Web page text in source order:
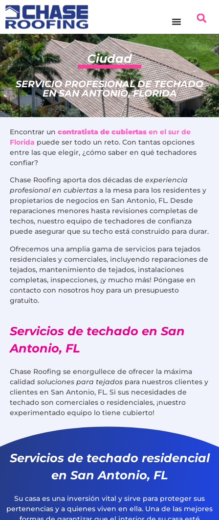
contenido
Ciudad
SERVICIO PROFESIONAL DE TECHADO
EN SAN ANTONIO, FLORIDA
Encontrar un contratista de cubiertas en el sur de
Florida puede ser todo un reto. Con tantas opciones
entre las que elegir, ¿cómo saber en qué techadores
confiar?
Chase Roofing aporta dos décadas de experiencia
profesional en cubiertas a la mesa para los residentes y
propietarios de negocios en San Antonio, FL. Desde
reparaciones menores hasta revisiones completas de
techos, nuestro equipo de techadores de confianza
puede asegurar que su techo está construido para durar.
Ofrecemos una amplia gama de servicios para tejados
residenciales y comerciales, incluyendo reparaciones de
tejados, mantenimiento de tejados, instalaciones
completas, inspecciones, ¡y mucho más! Póngase en
contacto con nosotros hoy para un presupuesto
gratuito.
Servicios de techado en San
Antonio, FL
Chase Roofing se enorgullece de ofrecer la máxima
calidad soluciones para tejados para nuestros clientes y
clientes en San Antonio, FL. Si sus necesidades de
techado son comerciales o residenciales, ¡nuestro
experimentado equipo lo tiene cubierto!
Servicios de techado residencial
en San Antonio, FL
Su casa es una inversión vital y sirve para proteger sus
pertenencias y a quienes viven en ella. Una de las mejores